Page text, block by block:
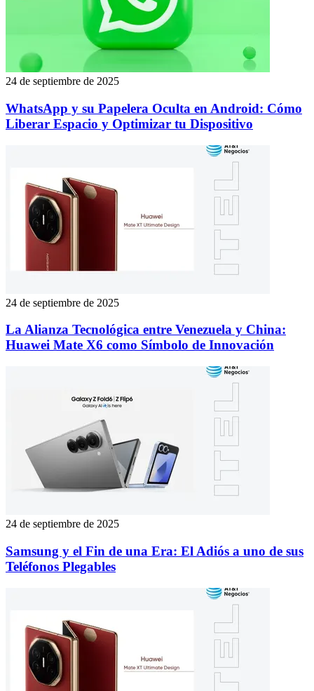
24 de septiembre de 2025
WhatsApp y su Papelera Oculta en Android: Cómo
Liberar Espacio y Optimizar tu Dispositivo
24 de septiembre de 2025
La Alianza Tecnológica entre Venezuela y China:
Huawei Mate X6 como Símbolo de Innovación
24 de septiembre de 2025
Samsung y el Fin de una Era: El Adiós a uno de sus
Teléfonos Plegables